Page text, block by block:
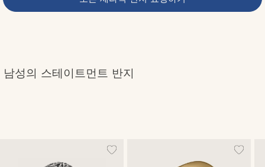
남성의 스테이트먼트 반지